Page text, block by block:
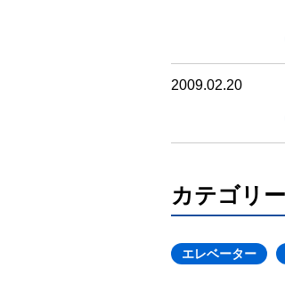
2009.02.20
カテゴリ
エレベーター